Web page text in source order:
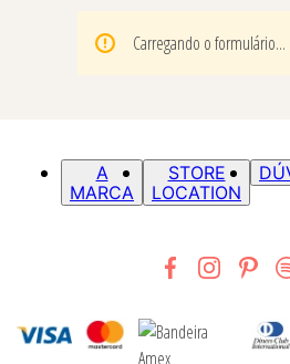
Carregando o formulário...
A
MARCA
STORE
LOCATION